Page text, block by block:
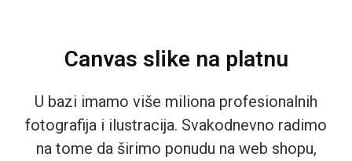
Canvas slike na platnu
U bazi imamo više miliona profesionalnih
fotografija i ilustracija. Svakodnevno radimo
na tome da širimo ponudu na web shopu,